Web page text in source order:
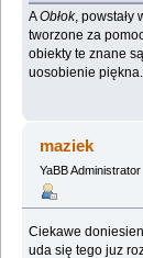
AObłok, powstały
tworzone za
obiekty te znane
uosobienie
maziek
YaBB Administrator
Ciekawe
uda się tego juz